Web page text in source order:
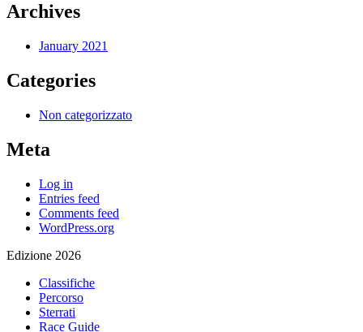
Archives
January 2021
Categories
Non categorizzato
Meta
Log in
Entries feed
Comments feed
WordPress.org
Edizione 2026
Classifiche
Percorso
Sterrati
Race Guide